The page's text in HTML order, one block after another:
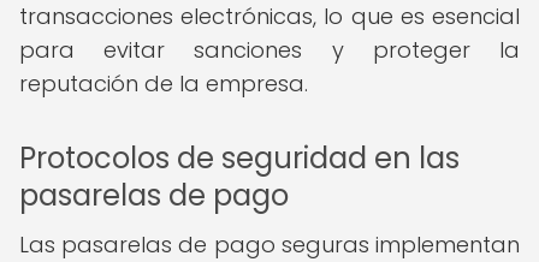
transacciones electrónicas, lo que es esencial
para evitar sanciones y proteger la
reputación de la empresa.
Protocolos de seguridad en las
pasarelas de pago
Las pasarelas de pago seguras implementan